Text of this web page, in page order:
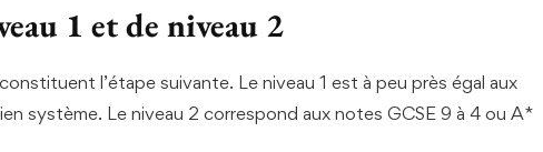
1 et de niveau 2
l’étape suivante. Le niveau 1 est à peu près égal aux
système. Le niveau 2 correspond aux notes GCSE 9 à 4 ou A*